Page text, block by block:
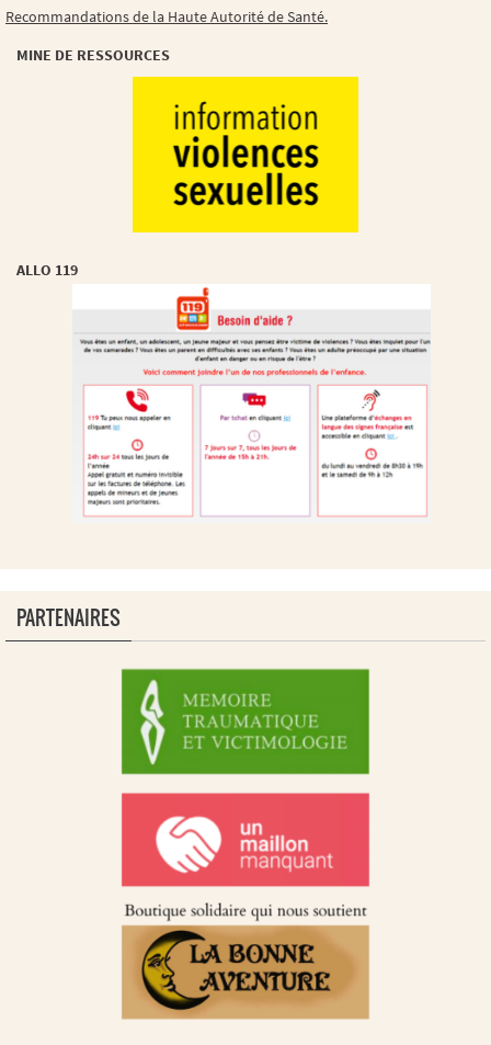
Recommandations de la Haute Autorité de Santé.
MINE DE RESSOURCES
ALLO 119
PARTENAIRES